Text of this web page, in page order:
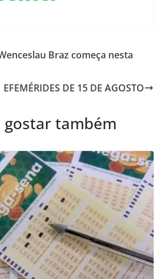
Braz começa nesta
EFEMÉRIDES DE 15 DE AGOSTO
gostar também